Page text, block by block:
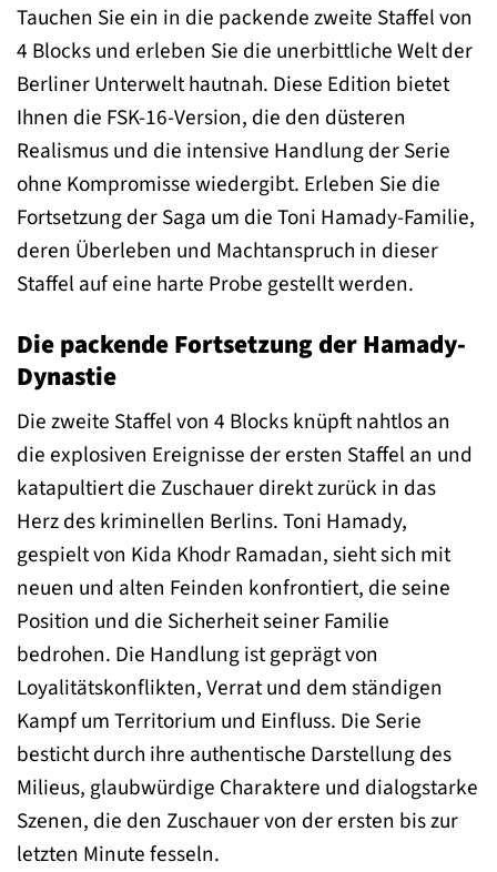
Tauchen Sie ein in die packende zweite Staffel von
4 Blocks und erleben Sie die unerbittliche Welt der
Berliner Unterwelt hautnah. Diese Edition bietet
Ihnen die FSK-16-Version, die den düsteren
Realismus und die intensive Handlung der Serie
ohne Kompromisse wiedergibt. Erleben Sie die
Fortsetzung der Saga um die Toni Hamady-Familie,
deren Überleben und Machtanspruch in dieser
Staffel auf eine harte Probe gestellt werden.
Die packende Fortsetzung der Hamady-
Dynastie
Die zweite Staffel von 4 Blocks knüpft nahtlos an
die explosiven Ereignisse der ersten Staffel an und
katapultiert die Zuschauer direkt zurück in das
Herz des kriminellen Berlins. Toni Hamady,
gespielt von Kida Khodr Ramadan, sieht sich mit
neuen und alten Feinden konfrontiert, die seine
Position und die Sicherheit seiner Familie
bedrohen. Die Handlung ist geprägt von
Loyalitätskonflikten, Verrat und dem ständigen
Kampf um Territorium und Einfluss. Die Serie
besticht durch ihre authentische Darstellung des
Milieus, glaubwürdige Charaktere und dialogstarke
Szenen, die den Zuschauer von der ersten bis zur
letzten Minute fesseln.